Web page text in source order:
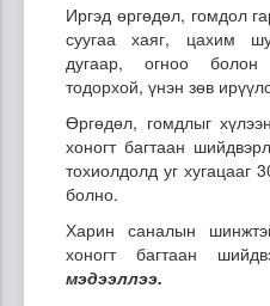
Иргэд өргөдөл, гомдол
суугаа хаяг, цахим
дугаар, огноо болон
тодорхой, үнэн зөв
Өргөдөл, гомдлыг
хоногт багтаан
тохиолдолд уг хугацааг
болно.
Харин саналын
хоногт багтаан
мэдээллээ.